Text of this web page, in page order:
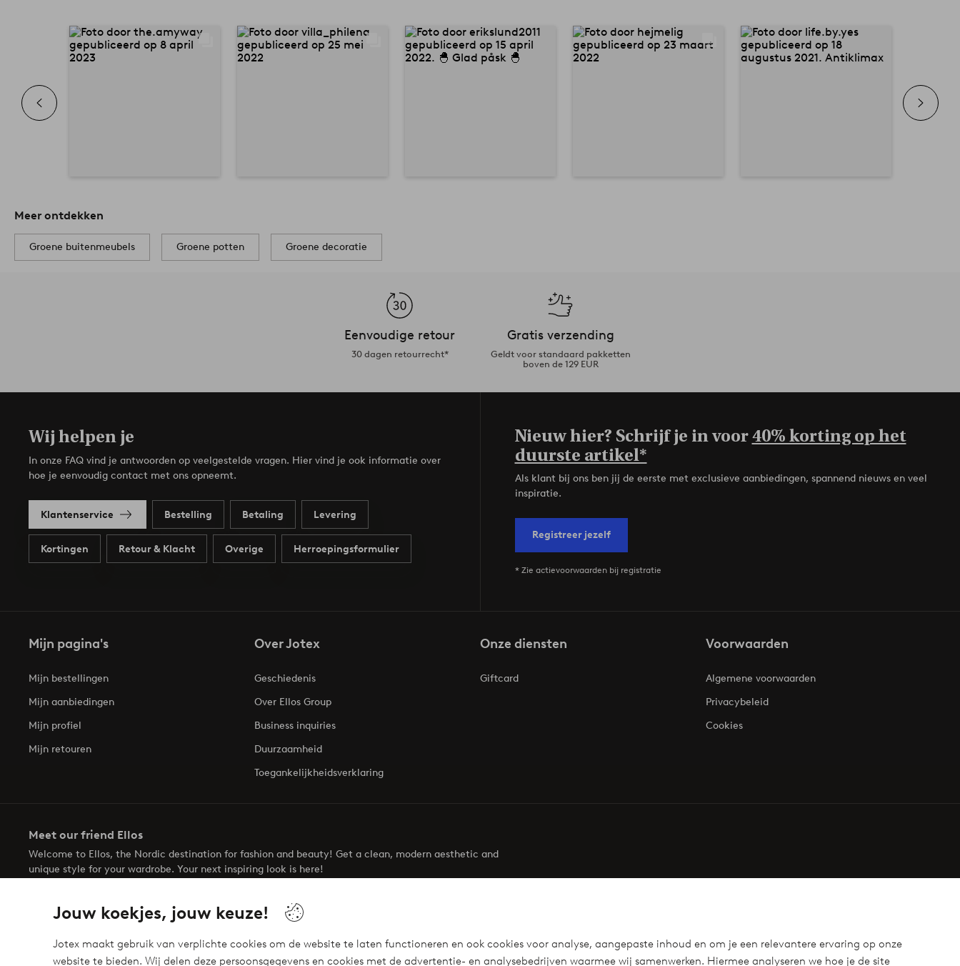
Jouw koekjes, jouw keuze!
Jotex maakt gebruik van verplichte cookies om de website te laten functioneren en ook cookies voor analyse, aangepaste inhoud en om je een relevantere ervaring op onze
website te bieden. Wij delen deze persoonsgegevens en cookies met de advertentie- en analysebedrijven waarmee wij samenwerken. Hiermee analyseren we hoe je de site
Meer ontdekken
Groene buitenmeubels Groene potten Groene decoratie
Eenvoudige retour
30 dagen retourrecht*
Gratis verzending
Geldt voor standaard pakketten
boven de 129 EUR
Wij helpen je
In onze FAQ vind je antwoorden op veelgestelde vragen. Hier vind je ook informatie over
hoe je eenvoudig contact met ons opneemt.
Klantenservice Bestelling Betaling Levering
Kortingen Retour & Klacht Overige Herroepingsformulier
Nieuw hier? Schrijf je in voor40% korting op het
duurste artikel*
Als klant bij ons ben jij de eerste met exclusieve aanbiedingen, spannend nieuws en veel
inspiratie.
Registreer jezelf
* Zie actievoorwaarden bij registratie
Mijn pagina's
Mijn bestellingen
Mijn aanbiedingen
Mijn profiel
Mijn retouren
Over Jotex
Geschiedenis
Over Ellos Group
Business inquiries
Duurzaamheid
Toegankelijkheidsverklaring
Onze diensten
Giftcard
Voorwaarden
Algemene voorwaarden
Privacybeleid
Cookies
Meet our friend Ellos
Welcome to Ellos, the Nordic destination for fashion and beauty! Get a clean, modern aesthetic and
unique style for your wardrobe. Your next inspiring look is here!